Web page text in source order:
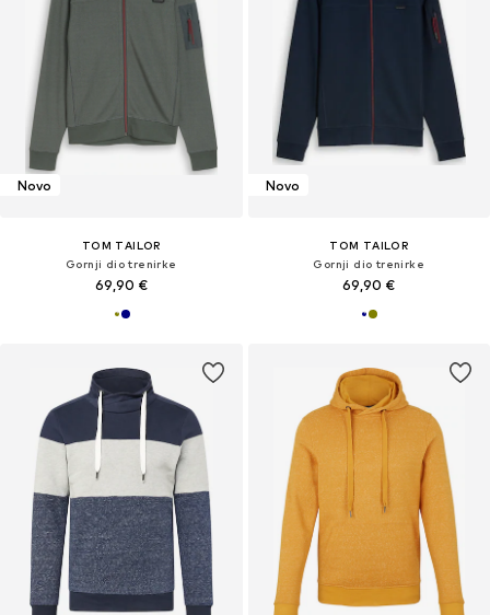
Novo
TOM TAILOR
Gornji dio trenirke
69,90 €
Novo
TOM TAILOR
Gornji dio trenirke
69,90 €